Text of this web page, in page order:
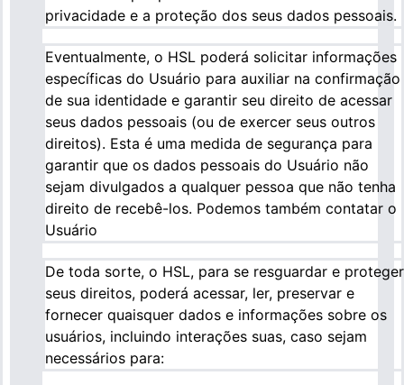
privacidade e a proteção dos seus dados pessoais.
Eventualmente, o HSL poderá solicitar informações
específicas do Usuário para auxiliar na confirmação
de sua identidade e garantir seu direito de acessar
seus dados pessoais (ou de exercer seus outros
direitos). Esta é uma medida de segurança para
garantir que os dados pessoais do Usuário não
sejam divulgados a qualquer pessoa que não tenha
direito de recebê-los. Podemos também contatar o
Usuário
De toda sorte, o HSL, para se resguardar e proteger
seus direitos, poderá acessar, ler, preservar e
fornecer quaisquer dados e informações sobre os
usuários, incluindo interações suas, caso sejam
necessários para: